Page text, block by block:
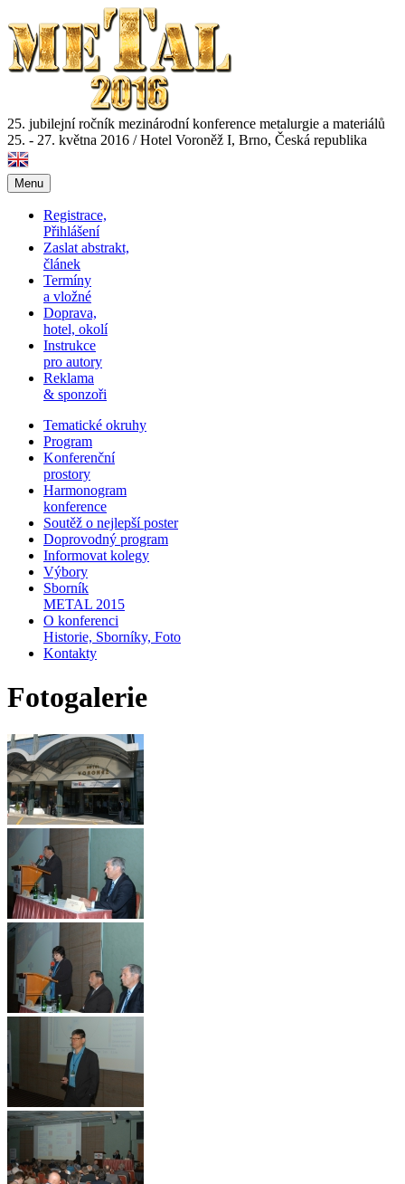
25. jubilejní ročník mezinárodní konference metalurgie a materiálů
25. - 27. května 2016 /Hotel Voroněž I, Brno, Česká republika
Menu
Registrace,
Přihlášení
Zaslat abstrakt,
článek
Termíny
a vložné
Doprava,
hotel, okolí
Instrukce
pro autory
Reklama
& sponzoři
Tematické okruhy
Program
Konferenční
prostory
Harmonogram
konference
Soutěž o nejlepší poster
Doprovodný program
Informovat kolegy
Výbory
Sborník
METAL 2015
O konferenci
Historie, Sborníky, Foto
Kontakty
Fotogalerie